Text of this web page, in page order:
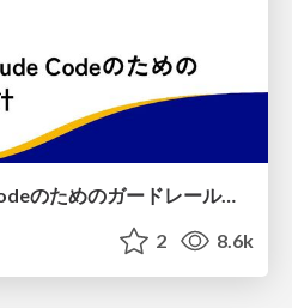
dbt開発 with Claude Codeのためのガードレール設計
2 8.6k